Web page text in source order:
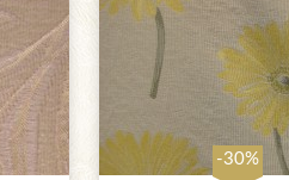
-30%